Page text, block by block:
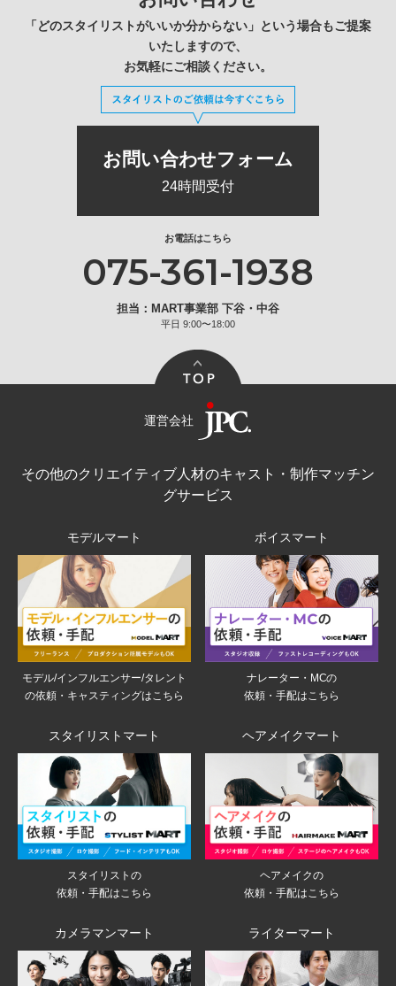
「どのスタイリストがいいか分からない」という場合もご提案
いたしますので、
お気軽にご相談ください。
お問い合わせフォーム
24時間受付
お電話はこちら
075-361-1938
担当：MART事業部 下谷・中谷
平日 9:00〜18:00
運営会社
その他のクリエイティブ人材のキャスト・制作マッチン
グサービス
モデルマート
モデル/インフルエンサー/タレント
の依頼・キャスティングはこちら
ボイスマート
ナレーター・MCの
依頼・手配はこちら
スタイリストマート
スタイリストの
依頼・手配はこちら
ヘアメイクマート
ヘアメイクの
依頼・手配はこちら
カメラマンマート ライターマート